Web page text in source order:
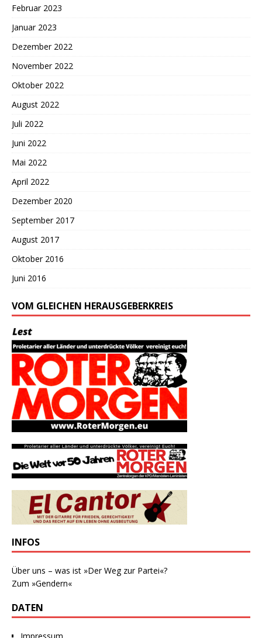
Februar 2023
Januar 2023
Dezember 2022
November 2022
Oktober 2022
August 2022
Juli 2022
Juni 2022
Mai 2022
April 2022
Dezember 2020
September 2017
August 2017
Oktober 2016
Juni 2016
VOM GLEICHEN HERAUSGEBERKREIS
INFOS
Über uns – was ist »Der Weg zur Partei«?
Zum »Gendern«
DATEN